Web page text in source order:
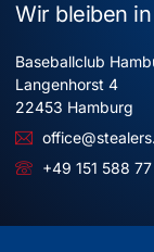
Wir bleiben
Baseballclub
Langenhorst 4
22453 Hamburg
+49 151 588